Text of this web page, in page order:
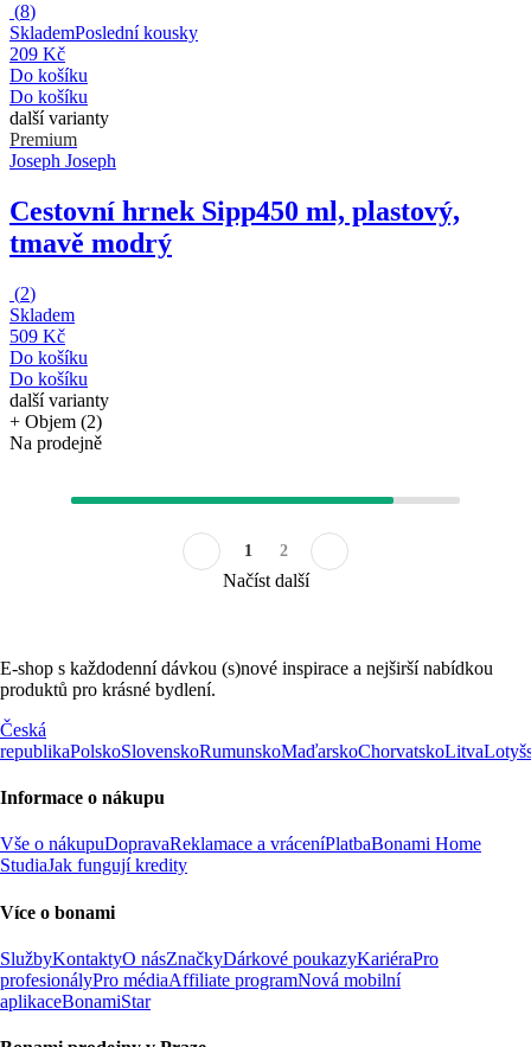
(8)
SklademPoslední kousky
209 Kč
Do košíku
Do košíku
další varianty
Premium
Joseph Joseph
Cestovní hrnek Sipp450 ml, plastový,
tmavě modrý
(2)
Skladem
509 Kč
Do košíku
Do košíku
další varianty
+ Objem (2)
Na prodejně
1 2
Načíst další
E-shop s každodenní dávkou (s)nové inspirace a nejširší nabídkou
produktů pro krásné bydlení.
Česká
republikaPolskoSlovenskoRumunskoMaďarskoChorvatskoLitva
Informace o nákupu
Vše o nákupuDopravaReklamace a vráceníPlatbaBonami Home
StudiaJak fungují kredity
Více o bonami
SlužbyKontaktyO násZnačkyDárkové poukazyKariéraPro
profesionályPro médiaAffiliate programNová mobilní
aplikaceBonamiStar